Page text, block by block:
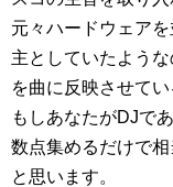
元々ハードウェア
主としていたよう
を曲に反映させてい
もしあなたがDJで
数点集めるだけで
と思います。